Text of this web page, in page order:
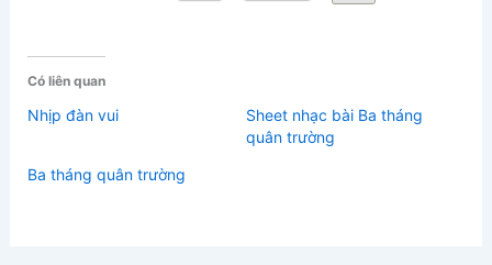
Có liên quan
Nhịp đàn vui
Sheet nhạc bài Ba tháng
quân trường
Ba tháng quân trường